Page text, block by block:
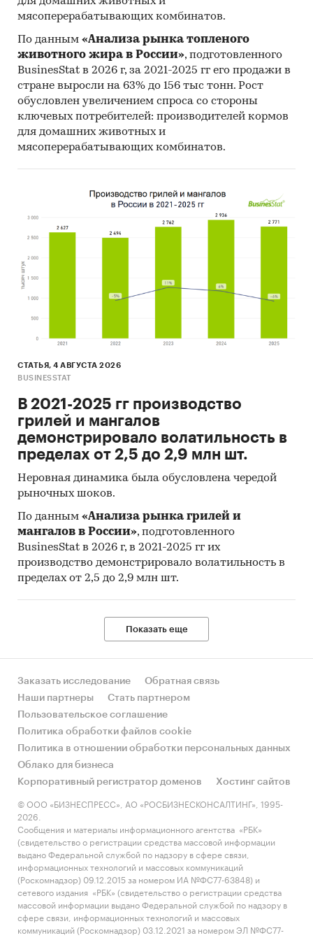
составляло 0,4 млн.пар.
- Главными игроками среди российских
производителей являются ООО `ПСКОВ-
ПОЛИМЕР`, ООО ПКФ `САРДОНИКС`, ООО `ПКФ
`ДЮНА-АСТ`.
- Лучшие производственные показатели
демонстрирует Центральный ФО с объемом
выпуска продукции, составляющим 4,6
млн.пар.
- Лидером по импортным поставкам в 2023 г.
поставщик водонепроницаемой обуви -
WAROME LTD
- В импорте наибольшую долю занимает
поставки сегмента из стран: Китай, Узбекистан,
Беларусь. Сегмент high-priced представлен
долей в 29,9% преимущественно из стран:
Китай, Швеция, Канада.
- Большую часть продукции российских
крупнейший покупатель - ИП ДЖАХАНДАР М.А.
Также в исследовании представлена
информация об участниках ВЭД с объемами
поставок:
- Рейтинг крупнейших российских импортеров
и зарубежных поставщиков
- Рейтинг ведущих российских экспортеров и
зарубежных покупателей
Единицы измерения:
Количественные показатели в отчете
рассчитаны в пар, стоимостные - в долларах и
рублях
РФ, федеральные округа и регионы РФ, страны
Одежда, обувь, аксессуары
Потребительские товары / Одежда, обувь,
аксессуары / Обувь
Промышленность / Легкая промышленность
Обувь
Промышленность
Россия
Обувь
Водонепроницаемая обувь
мясоперерабатывающих комбинатов.
По данным «Анализа рынка топленого
животного жира в России», подготовленного
BusinesStat в 2026 г, за 2021-2025 гг его продажи в
стране выросли на 63% до 156 тыс тонн. Рост
обусловлен увеличением спроса со стороны
ключевых потребителей: производителей кормов
для домашних животных и
мясоперерабатывающих комбинатов.
СТАТЬЯ, 4 АВГУСТА 2026
BUSINESSTAT
В 2021-2025 гг производство
грилей и мангалов
демонстрировало волатильность в
пределах от 2,5 до 2,9 млн шт.
Неровная динамика была обусловлена чередой
рыночных шоков.
По данным «Анализа рынка грилей и
мангалов в России», подготовленного
BusinesStat в 2026 г, в 2021-2025 гг их
производство демонстрировало волатильность в
пределах от 2,5 до 2,9 млн шт.
Показать еще
Заказать исследование
Обратная связь
Наши партнеры
Стать партнером
Пользовательское соглашение
Политика обработки файлов cookie
Политика в отношении обработки персональных данных
Облако для бизнеса
Корпоративный регистратор доменов
Хостинг сайтов
© ООО «БИЗНЕСПРЕСС», АО «РОСБИЗНЕСКОНСАЛТИНГ», 1995-
2026.
Сообщения и материалы информационного агентства «РБК»
(свидетельство о регистрации средства массовой информации
выдано Федеральной службой по надзору в сфере связи,
информационных технологий и массовых коммуникаций
(Роскомнадзор) 09.12.2015 за номером ИА №ФС77-63848) и
сетевого издания «РБК» (свидетельство о регистрации средства
массовой информации выдано Федеральной службой по надзору в
сфере связи, информационных технологий и массовых
коммуникаций (Роскомнадзор) 03.12.2021 за номером ЭЛ №ФС77-